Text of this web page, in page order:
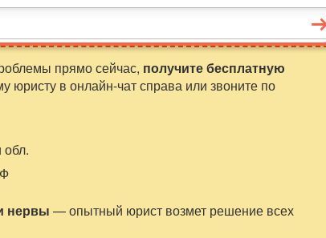
прямо сейчас, получите бесплатную
юристу в онлайн-чат справа или звоните по
обл.
нервы — опытный юрист возмет решение всех